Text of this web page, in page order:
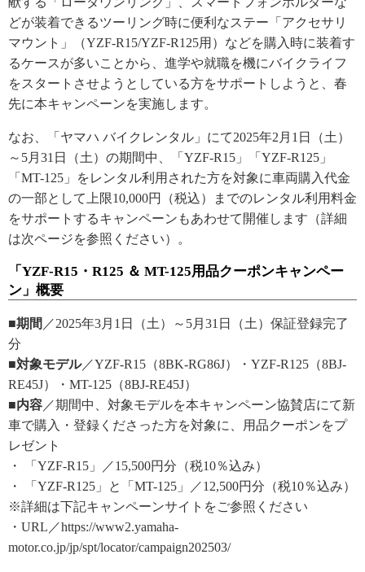
どが装着できるツーリング時に便利なステー「アクセサリ
マウント」（YZF-R15/YZF-R125用）などを購入時に装着す
るケースが多いことから、進学や就職を機にバイクライフ
をスタートさせようとしている方をサポートしようと、春
先に本キャンペーンを実施します。
なお、「ヤマハ バイクレンタル」にて2025年2月1日（土）
～5月31日（土）の期間中、「YZF-R15」「YZF-R125」
「MT-125」をレンタル利用された方を対象に車両購入代金
の一部として上限10,000円（税込）までのレンタル利用料金
をサポートするキャンペーンもあわせて開催します（詳細
は次ページを参照ください）。
「YZF-R15・R125 ＆ MT-125用品クーポンキャンペー
ン」概要
■期間 ／2025年3月1日（土）～5月31日（土）保証登録完了
分
■対象モデル／YZF-R15（8BK-RG86J）・YZF-R125（8BJ-
RE45J）・MT-125（8BJ-RE45J）
■内容 ／期間中、対象モデルを本キャンペーン協賛店にて新
車で購入・登録くださった方を対象に、用品クーポンをプ
レゼント
・ 「YZF-R15」／15,500円分（税10％込み）
・ 「YZF-R125」と「MT-125」／12,500円分（税10％込み）
※詳細は下記キャンペーンサイトをご参照ください
・URL／https://www2.yamaha-
motor.co.jp/jp/spt/locator/campaign202503/